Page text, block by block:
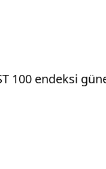
100 endeksi